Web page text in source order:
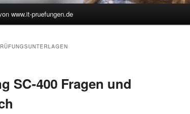
www.it-pruefungen.de
SC-400 Fragen und